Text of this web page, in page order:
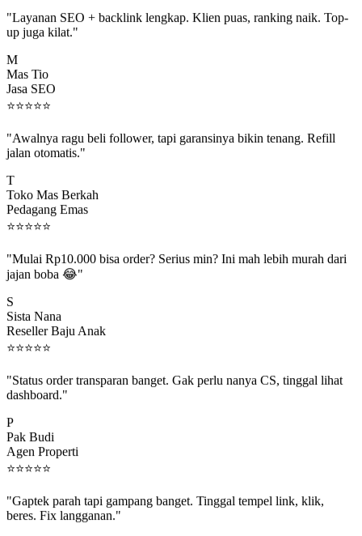
up juga kilat."
Mas Tio
Jasa SEO
⭐⭐⭐⭐⭐
jalan otomatis."
Toko Mas Berkah
Pedagang Emas
⭐⭐⭐⭐⭐
jajan boba 😂"
Sista Nana
Reseller Baju Anak
⭐⭐⭐⭐⭐
dashboard."
Pak Budi
Agen Properti
⭐⭐⭐⭐⭐
beres. Fix langganan."